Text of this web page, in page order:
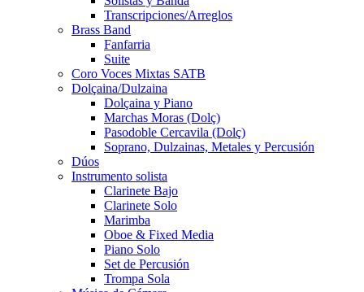
Transcripciones/Arreglos
Brass Band
Fanfarria
Suite
Coro Voces Mixtas SATB
Dolçaina/Dulzaina
Dolçaina y Piano
Marchas Moras (Dolç)
Pasodoble Cercavila (Dolç)
Soprano, Dulzainas, Metales y Percusión
Dúos
Instrumento solista
Clarinete Bajo
Clarinete Solo
Marimba
Oboe & Fixed Media
Piano Solo
Set de Percusión
Trompa Sola